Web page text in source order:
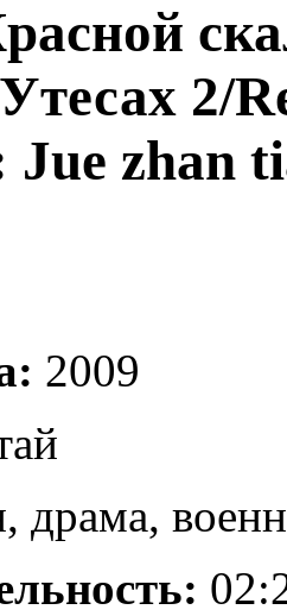
2/
zhan
2009
драма,